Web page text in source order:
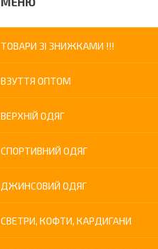
ТОВАРИ ЗІ ЗНИЖКАМИ !!!
ВЗУТТЯ ОПТОМ
ВЕРХНІЙ ОДЯГ
СПОРТИВНИЙ ОДЯГ
ДЖИНСОВИЙ ОДЯГ
СВЕТРИ, КОФТИ, КАРДИГАНИ